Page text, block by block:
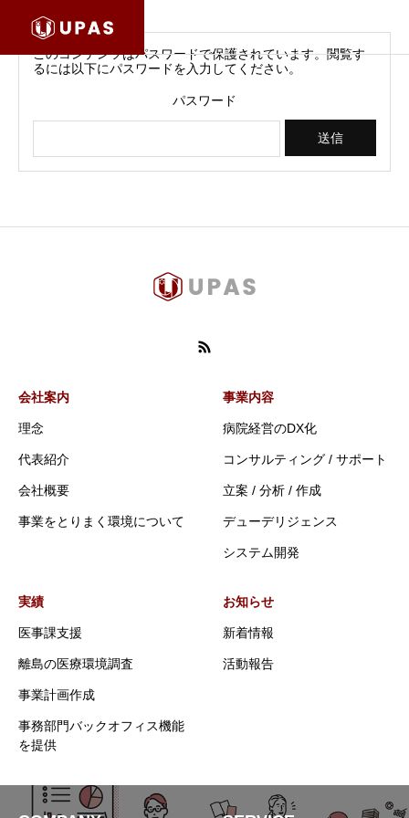
このコンテンツはパスワードで保護されています。閲覧す
るには以下にパスワードを入力してください。
パスワード
会社案内
理念
代表紹介
会社概要
事業をとりまく環境について
事業内容
病院経営のDX化
コンサルティング / サポート
立案 / 分析 / 作成
デューデリジェンス
システム開発
実績
医事課支援
離島の医療環境調査
事業計画作成
事務部門バックオフィス機能
を提供
お知らせ
新着情報
活動報告